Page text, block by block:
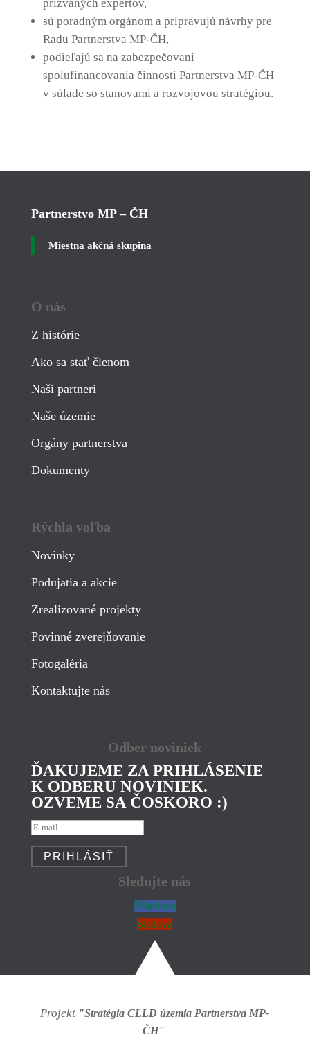
prizvaných expertov,
sú poradným orgánom a pripravujú návrhy pre
Radu Partnerstva MP-ČH,
podieľajú sa na zabezpečovaní
spolufinancovania činnosti Partnerstva MP-ČH
v súlade so stanovami a rozvojovou stratégiou.
Partnerstvo MP – ČH
Miestna akčná skupina
O nás
Z histórie
Ako sa stať členom
Naši partneri
Naše územie
Orgány partnerstva
Dokumenty
Rýchla voľba
Novinky
Podujatia a akcie
Zrealizované projekty
Povinné zverejňovanie
Fotogaléria
Kontaktujte nás
Odber noviniek
ĎAKUJEME ZA PRIHLÁSENIE
K ODBERU NOVINIEK.
OZVEME SA ČOSKORO :)
PRIHLÁSIŤ
Sledujte nás
Sledova
Sledova
Projekt "Stratégia CLLD územia Partnerstva MP-
ČH"